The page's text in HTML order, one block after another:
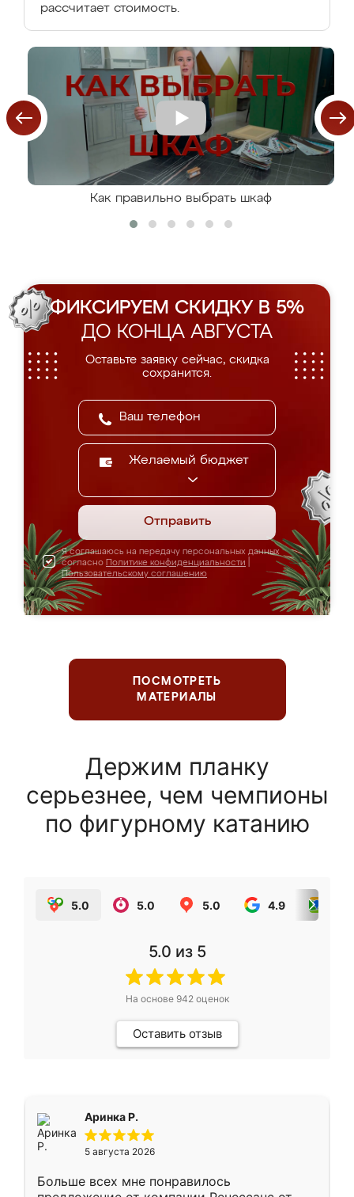
рассчитает стоимость.
Как правильно выбрать шкаф
ФИКСИРУЕМ СКИДКУ В 5%
ДО КОНЦА АВГУСТА
Оставьте заявку сейчас, скидка
сохранится.
Желаемый бюджет
Отправить
Я соглашаюсь на передачу персональных данных
согласно Политике конфиденциальности
Пользовательскому соглашению
ПОСМОТРЕТЬ
МАТЕРИАЛЫ
Держим планку
серьезнее, чем чемпионы
по фигурному катанию
5.0 5.0 5.0 4.9
5.0 из 5
На основе 942оценок
Оставить отзыв
Аринка Р.
5 августа 2026
Больше всех мне понравилось